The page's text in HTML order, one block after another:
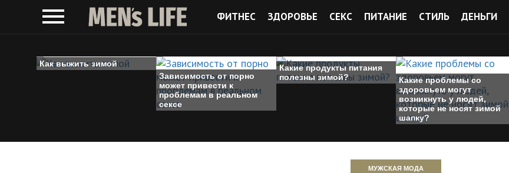
ФИТНЕС ЗДОРОВЬЕ СЕКС ПИТАНИЕ СТИЛЬ ДЕНЬГИ
Как выжить зимой
Зависимость от порно
может привести к
проблемам в реальном
сексе
Какие продукты питания
полезны зимой?
Какие проблемы со
здоровьем могут
возникнуть у людей,
которые не носят зимой
шапку?
МУЖСКАЯ МОДА